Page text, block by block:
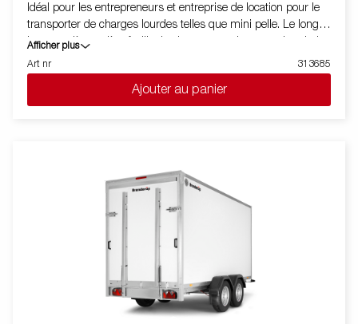
Idéal pour les entrepreneurs et entreprise de location pour le
transporter de charges lourdes telles que mini pelle. Le long
hayon arrière arrière facilite le chargement. Les marche pieds et
garde boue renforcés facilitent l'accès au chargement. Le
support godet et roue jockey sont de série. Les images ne sont
données qu'à titre indicatif et peuvent présenter des
équipements optionnels.
Afficher plus
Art nr
313685
Ajouter au panier